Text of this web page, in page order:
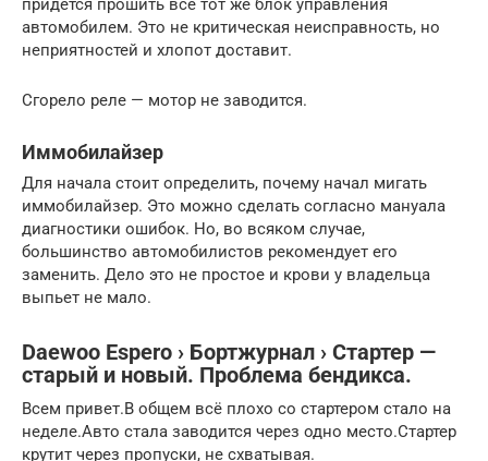
автомобилем. Это не критическая неисправность, но
неприятностей и хлопот доставит.
Сгорело реле — мотор не заводится.
Иммобилайзер
Для начала стоит определить, почему начал мигать
иммобилайзер. Это можно сделать согласно мануала
диагностики ошибок. Но, во всяком случае,
большинство автомобилистов рекомендует его
заменить. Дело это не простое и крови у владельца
выпьет не мало.
Daewoo Espero › Бортжурнал › Стартер —
старый и новый. Проблема бендикса.
Всем привет.В общем всё плохо со стартером стало на
неделе.Авто стала заводится через одно место.Стартер
крутит через пропуски, не схватывая.